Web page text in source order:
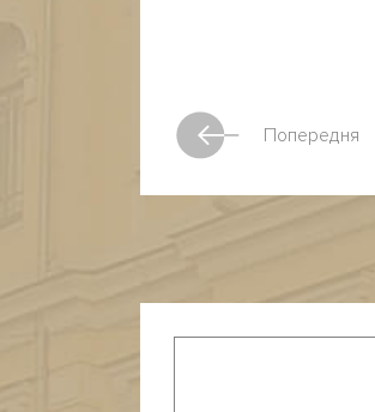
Попередня